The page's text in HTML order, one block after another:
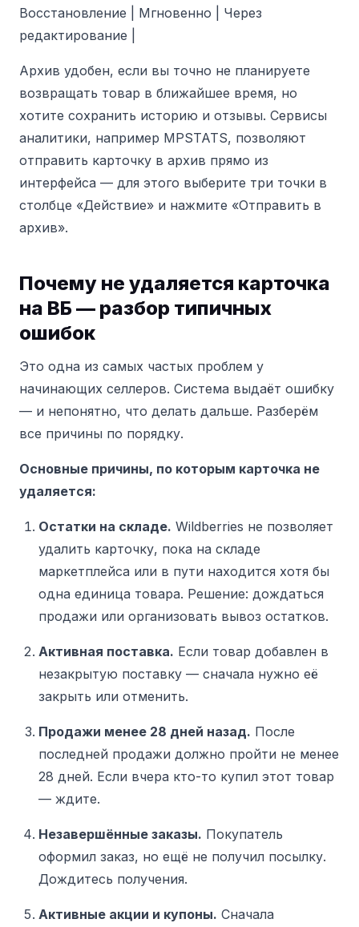
Восстановление | Мгновенно | Через
редактирование |
Архив удобен, если вы точно не планируете
возвращать товар в ближайшее время, но
хотите сохранить историю и отзывы. Сервисы
аналитики, например MPSTATS, позволяют
отправить карточку в архив прямо из
интерфейса — для этого выберите три точки в
столбце «Действие» и нажмите «Отправить в
архив».
Почему не удаляется карточка
на ВБ — разбор типичных
ошибок
Это одна из самых частых проблем у
начинающих селлеров. Система выдаёт ошибку
— и непонятно, что делать дальше. Разберём
все причины по порядку.
Основные причины, по которым карточка не
удаляется:
Остатки на складе. Wildberries не позволяет
удалить карточку, пока на складе
маркетплейса или в пути находится хотя бы
одна единица товара. Решение: дождаться
продажи или организовать вывоз остатков.
Активная поставка. Если товар добавлен в
незакрытую поставку — сначала нужно её
закрыть или отменить.
Продажи менее 28 дней назад. После
последней продажи должно пройти не менее
28 дней. Если вчера кто-то купил этот товар
— ждите.
Незавершённые заказы. Покупатель
оформил заказ, но ещё не получил посылку.
Дождитесь получения.
Активные акции и купоны. Сначала